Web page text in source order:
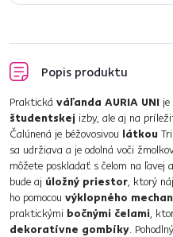
Popis produktu
Praktická váľanda AURIA UNI
študentskej izby, ale aj na
Čalúnená je béžovosivou látkou
sa udržiava a je odolná voči
môžete poskladať s čelom na ľavej
bude aj úložný priestor, ktorý
ho pomocou výklopného
praktickými bočnými čelami,
dekoratívne gombíky.